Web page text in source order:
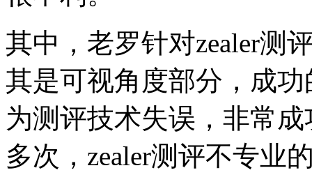
其中，老罗针对zealer测
其是可视角度部分，成
为测评技术失误，非常
多次，zealer测评不专业